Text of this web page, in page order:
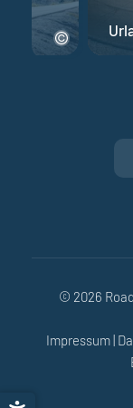
© 2026
Impressum|